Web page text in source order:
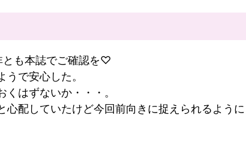
とも本誌でご確認を♡
で安心した。
はずないか・・・。
心配していたけど今回前向きに捉えられるように